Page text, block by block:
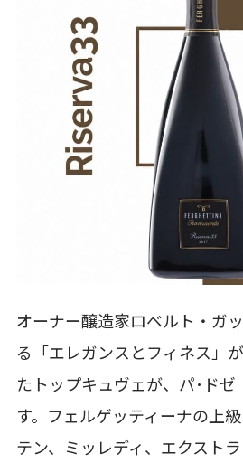
オーナー醸造家ロベルト・ガ
る「エレガンスとフィネス」
たトップキュヴェが、パ･ドゼ
す。フェルゲッティーナの上
テン、ミッレディ、エクスト